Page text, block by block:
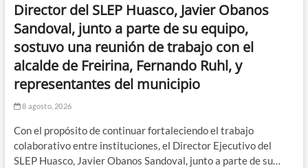
Director del SLEP Huasco, Javier Obanos
Sandoval, junto a parte de su equipo,
sostuvo una reunión de trabajo con el
alcalde de Freirina, Fernando Ruhl, y
representantes del municipio
8 agosto, 2026
Con el propósito de continuar fortaleciendo el trabajo
colaborativo entre instituciones, el Director Ejecutivo del
SLEP Huasco, Javier Obanos Sandoval, junto a parte de su…